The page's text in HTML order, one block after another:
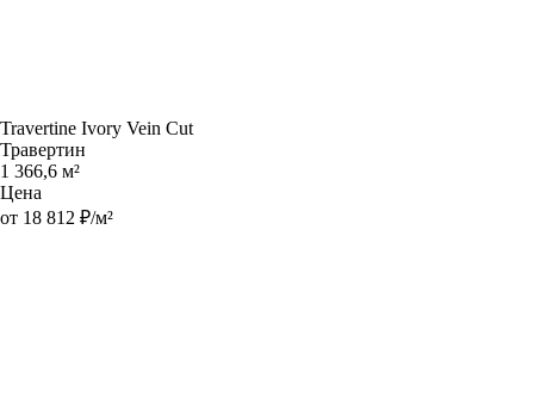
Travertine Ivory Vein Cut
Травертин
1 366,6 м²
Цена
от 18 812 ₽/м²